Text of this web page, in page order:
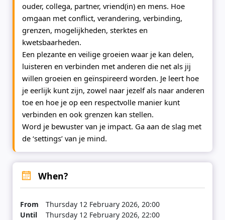
ouder, collega, partner, vriend(in) en mens. Hoe
omgaan met conflict, verandering, verbinding,
grenzen, mogelijkheden, sterktes en
kwetsbaarheden.
Een plezante en veilige groeien waar je kan delen,
luisteren en verbinden met anderen die net als jij
willen groeien en geïnspireerd worden. Je leert hoe
je eerlijk kunt zijn, zowel naar jezelf als naar anderen
toe en hoe je op een respectvolle manier kunt
verbinden en ook grenzen kan stellen.
Word je bewuster van je impact. Ga aan de slag met
de ‘settings’ van je mind.
When?
From
Thursday 12 February 2026, 20:00
Until
Thursday 12 February 2026, 22:00